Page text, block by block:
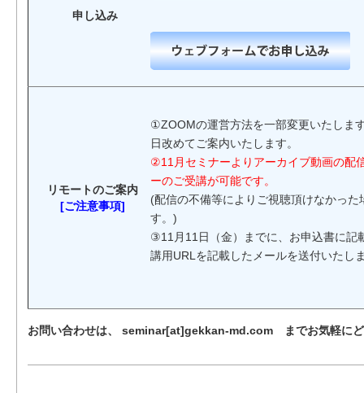
申し込み
リモートのご案内
[ご注意事項]
①ZOOMの運営方法を一部変更いたしま
日改めてご案内いたします。
②11月セミナーよりアーカイブ動画の配
ーのご受講が可能です。
(配信の不備等によりご視聴頂けなかっ
す。)
③11月11日（金）までに、お申込書に記
講用URLを記載したメールを送付いたし
お問い合わせは、 seminar[at]gekkan-md.com までお気軽に